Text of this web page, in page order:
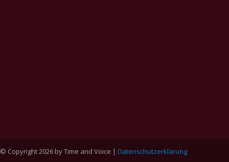
© Copyright 2026 by Time and Voice | Datenschutzerklärung